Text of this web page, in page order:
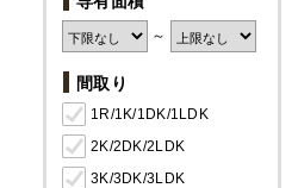
～
間取り
1R/1K/1DK/1LDK
2K/2DK/2LDK
3K/3DK/3LDK